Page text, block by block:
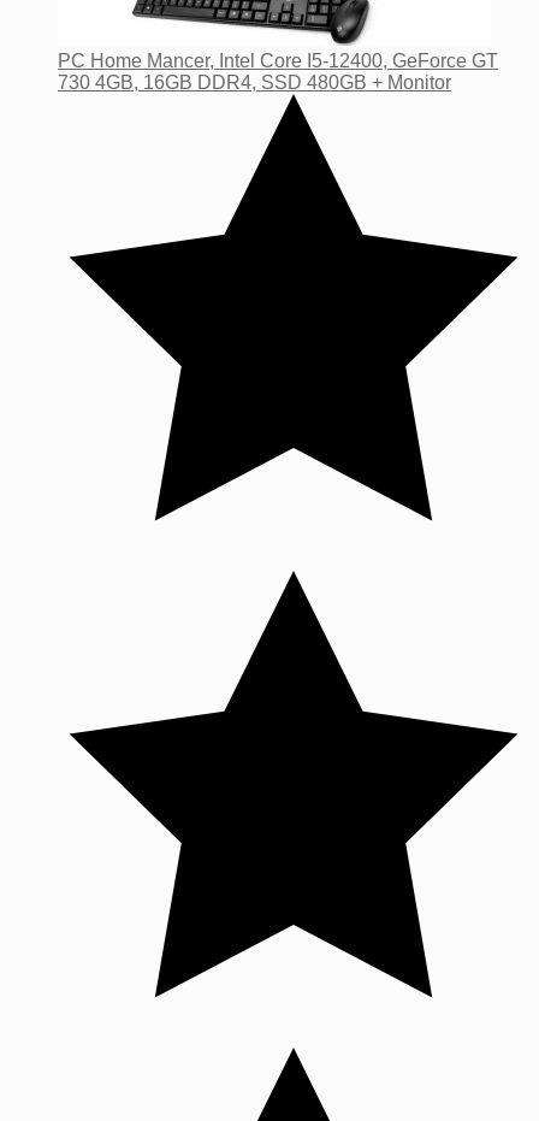
PC Home Mancer, Intel Core I5-12400, GeForce GT
730 4GB, 16GB DDR4, SSD 480GB + Monitor